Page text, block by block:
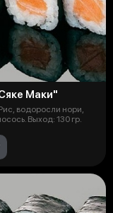
Маки"
водоросли нори,
свежий лосось. Выход: 130 гр.